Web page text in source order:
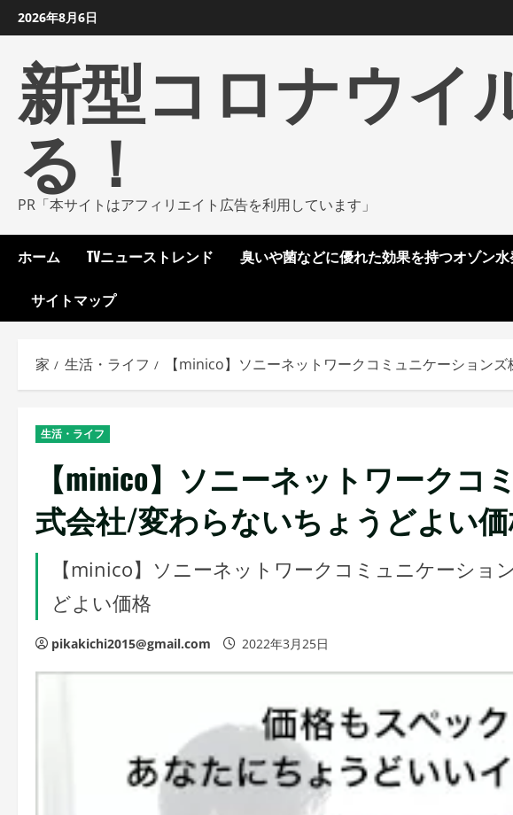
ン
2026年8月6日
新型コロナウイ
る！
PR「本サイトはアフィリエイト広告を利用しています」
ホーム TVニューストレンド 臭いや菌などに優れた効果を持つオゾン
サイトマップ
家 生活・ライフ 【minico】ソニーネットワークコミュニケーション
生活・ライフ
【minico】ソニーネットワークコ
式会社/変わらないちょうどよい
【minico】ソニーネットワークコミュニケーショ
どよい価格
pikakichi2015@gmail.com 2022年3月25日